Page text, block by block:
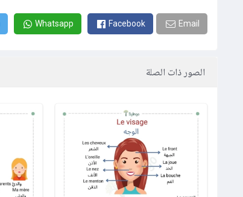
Email
Facebook
Whatsapp
الصور ذات الصلة